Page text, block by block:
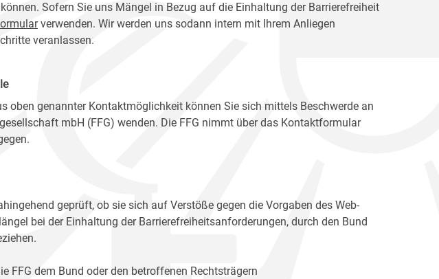
Sofern Sie uns Mängel in Bezug auf die Einhaltung der Barrierefreiheit
verwenden. Wir werden uns sodann intern mit Ihrem Anliegen
veranlassen.
oben genannter Kontaktmöglichkeit können Sie sich mittels Beschwerde an
mbH (FFG) wenden. Die FFG nimmt über das Kontaktformular
geprüft, ob sie sich auf Verstöße gegen die Vorgaben des Web-
bei der Einhaltung der Barrierefreiheitsanforderungen, durch den Bund
FFG dem Bund oder den betroffenen Rechtsträgern